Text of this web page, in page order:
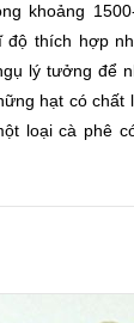
khoảng
độ thích hợp
lý tưởng để
hạt có chất
loại cà phê